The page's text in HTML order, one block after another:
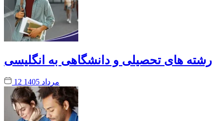
رشته های تحصیلی و دانشگاهی به انگلیسی
12 مرداد 1405